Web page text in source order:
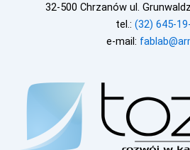
32-500 Chrzanów ul.
tel.: (32) 645-
e-mail: